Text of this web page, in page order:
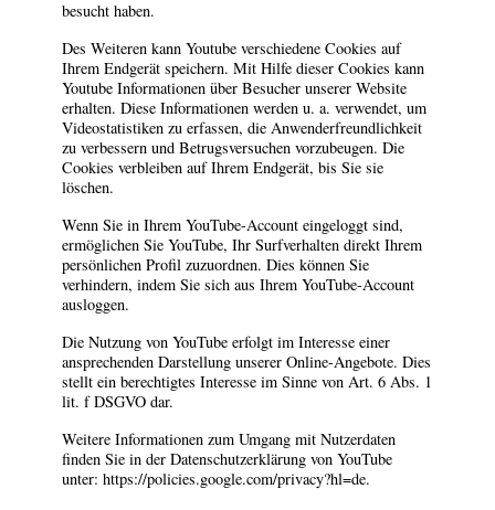
besucht haben.
Des Weiteren kann Youtube verschiedene Cookies auf
Ihrem Endgerät speichern. Mit Hilfe dieser Cookies kann
Youtube Informationen über Besucher unserer Website
erhalten. Diese Informationen werden u. a. verwendet, um
Videostatistiken zu erfassen, die Anwenderfreundlichkeit
zu verbessern und Betrugsversuchen vorzubeugen. Die
Cookies verbleiben auf Ihrem Endgerät, bis Sie sie
löschen.
Wenn Sie in Ihrem YouTube-Account eingeloggt sind,
ermöglichen Sie YouTube, Ihr Surfverhalten direkt Ihrem
persönlichen Profil zuzuordnen. Dies können Sie
verhindern, indem Sie sich aus Ihrem YouTube-Account
ausloggen.
Die Nutzung von YouTube erfolgt im Interesse einer
ansprechenden Darstellung unserer Online-Angebote. Dies
stellt ein berechtigtes Interesse im Sinne von Art. 6 Abs. 1
lit. f DSGVO dar.
Weitere Informationen zum Umgang mit Nutzerdaten
finden Sie in der Datenschutzerklärung von YouTube
unter:https://policies.google.com/privacy?hl=de.